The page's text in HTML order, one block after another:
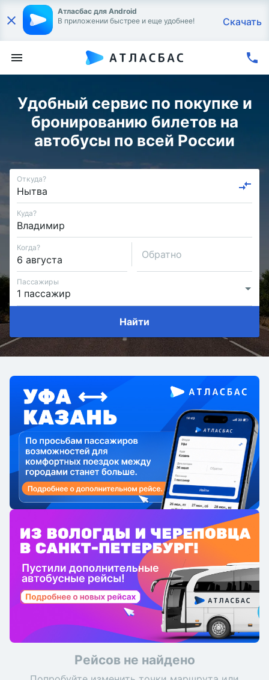
Атласбас для Android
В приложении быстрее и еще удобнее!
Скачать
Удобный сервис по покупке и
бронированию билетов на
автобусы по всей России
Откуда?
Куда?
Когда?
Обратно
Пассажиры
Найти
Рейсов не найдено